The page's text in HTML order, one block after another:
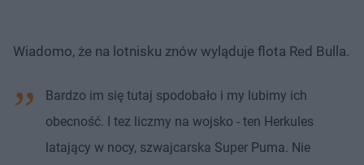
Wiadomo, że na lotnisku znów wyląduje flota Red Bulla.
Bardzo im się tutaj spodobało i my lubimy ich
obecność. I tez liczmy na wojsko - ten Herkules
latający w nocy, szwajcarska Super Puma. Nie